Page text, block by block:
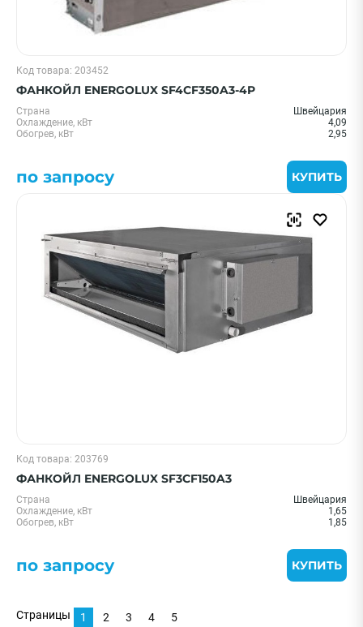
Код товара: 203452
ФАНКОЙЛ ENERGOLUX SF4CF350A3-4P
Страна
Швейцария
Охлаждение, кВт
4,09
Обогрев, кВт
2,95
по запросу КУПИТЬ
Код товара: 203769
ФАНКОЙЛ ENERGOLUX SF3CF150A3
Страна
Швейцария
Охлаждение, кВт
1,65
Обогрев, кВт
1,85
по запросу КУПИТЬ
Страницы 1 2 3 4 5